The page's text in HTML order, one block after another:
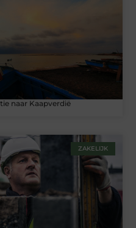
naar Kaapverdië
ZAKELIJK